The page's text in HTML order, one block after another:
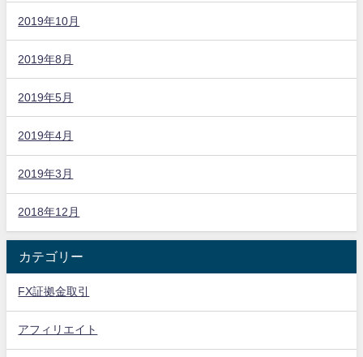
2019年10月
2019年8月
2019年5月
2019年4月
2019年3月
2018年12月
カテゴリー
FX証拠金取引
アフィリエイト